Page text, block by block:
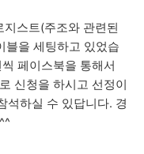
스트(주조와 관련된
블을 세팅하고 있었습
페이스북을 통해서
신청을 하시고 선정이
석하실 수 있답니다. 경